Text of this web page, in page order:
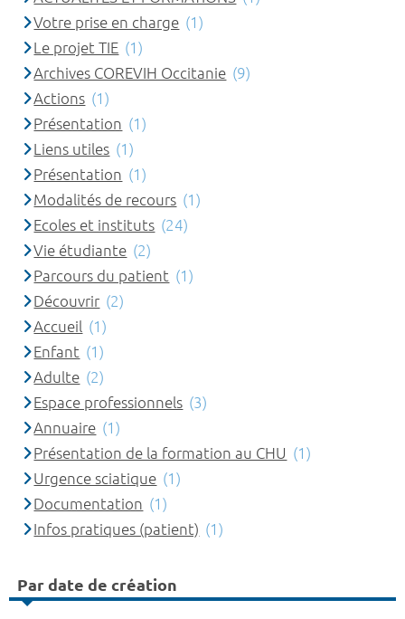
Votre prise en charge (1)
Le projet TIE (1)
Archives COREVIH Occitanie (9)
Actions (1)
Présentation (1)
Liens utiles (1)
Présentation (1)
Modalités de recours (1)
Ecoles et instituts (24)
Vie étudiante (2)
Parcours du patient (1)
Découvrir (2)
Accueil (1)
Enfant (1)
Adulte (2)
Espace professionnels (3)
Annuaire (1)
Présentation de la formation au CHU (1)
Urgence sciatique (1)
Documentation (1)
Infos pratiques (patient) (1)
Par date de création